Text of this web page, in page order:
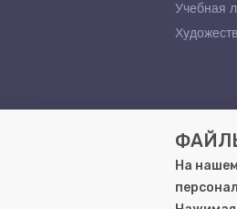
Учебная
©
На